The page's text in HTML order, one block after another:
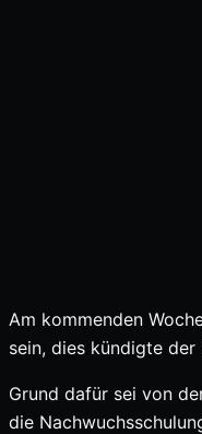
Am kommenden
sein, dies kündigte der
Grund dafür sei von
die